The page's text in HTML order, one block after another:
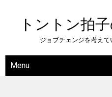
トントン拍
ジョブチェンジを考えて
Menu